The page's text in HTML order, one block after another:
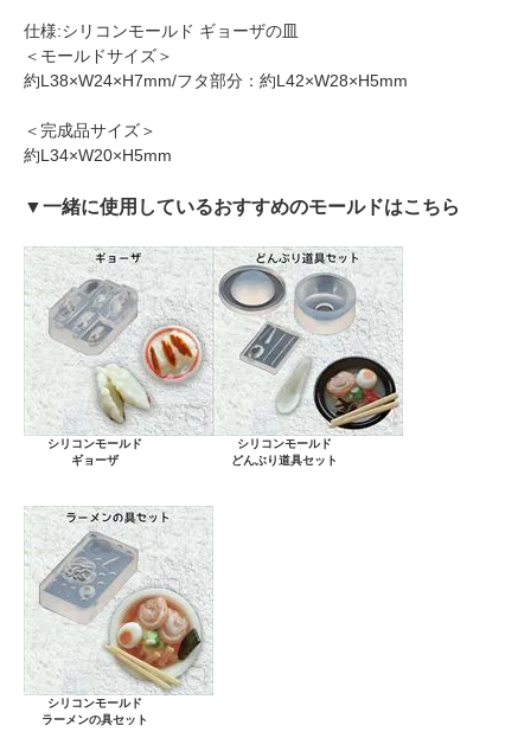
仕様:シリコンモールド ギョーザの皿
＜モールドサイズ＞
約L38×W24×H7mm/フタ部分：約L42×W28×H5mm
＜完成品サイズ＞
約L34×W20×H5mm
▼一緒に使用しているおすすめのモールドはこちら
シリコンモールド
ギョーザ
シリコンモールド
どんぶり道具セット
シリコンモールド
ラーメンの具セット